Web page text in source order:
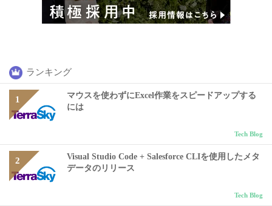
ランキング
マウスを使わずにExcel作業をスピードアップする
には
Tech Blog
Visual Studio Code + Salesforce CLIを使用したメタ
データのリリース
Tech Blog